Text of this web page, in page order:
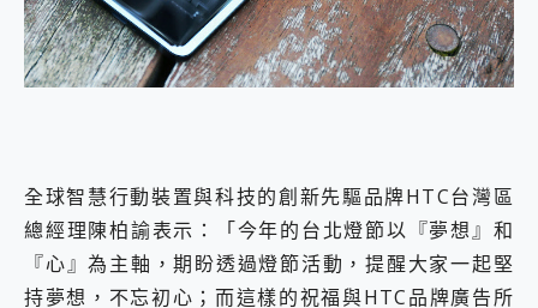
全球智慧行動裝置與科技的創新先驅品牌HTC台灣區
總經理陳柏諭表示：「今年的台北燈節以『夢想』和
『心』為主軸，期盼透過燈節活動，提醒大家一起堅
持夢想，不忘初心；而這樣的祝福與HTC品牌廣告所